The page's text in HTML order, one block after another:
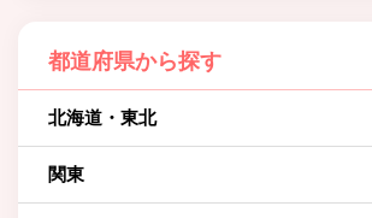
都道府県から探す
北海道・東北
関東